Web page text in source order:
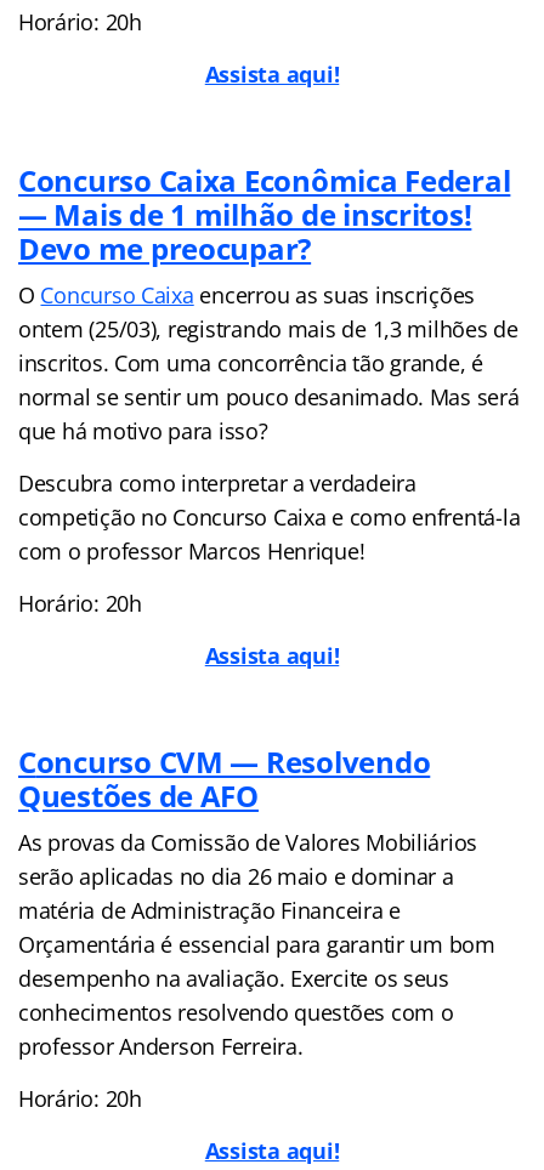
Horário: 20h
Assista aqui!
Concurso Caixa Econômica Federal
— Mais de 1 milhão de inscritos!
Devo me preocupar?
O Concurso Caixa encerrou as suas inscrições
ontem (25/03), registrando mais de 1,3 milhões de
inscritos. Com uma concorrência tão grande, é
normal se sentir um pouco desanimado. Mas será
que há motivo para isso?
Descubra como interpretar a verdadeira
competição no Concurso Caixa e como enfrentá-la
com o professor Marcos Henrique!
Horário: 20h
Assista aqui!
Concurso CVM — Resolvendo
Questões de AFO
As provas da Comissão de Valores Mobiliários
serão aplicadas no dia 26 maio e dominar a
matéria de Administração Financeira e
Orçamentária é essencial para garantir um bom
desempenho na avaliação. Exercite os seus
conhecimentos resolvendo questões com o
professor Anderson Ferreira.
Horário: 20h
Assista aqui!